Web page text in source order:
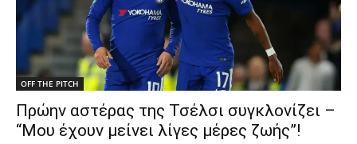
OFF THE PITCH
Πρώην αστέρας της Τσέλσι συγκλονίζει –
“Μου έχουν μείνει λίγες μέρες ζωής”!